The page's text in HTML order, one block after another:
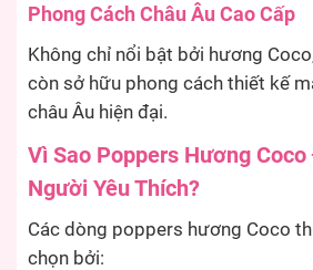
Phong Cách Châu Âu Cao Cấp
Không chỉ nổi bật bởi hương
còn sở hữu phong cách thiết kế
châu Âu hiện đại.
Vì Sao Poppers Hương
Người Yêu Thích?
Các dòng poppers hương Coco
chọn bởi: